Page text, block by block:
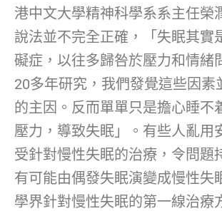
港中文大學精神科學系系主任榮
說法並不完全正確，「失眠其實
礙症，以往多歸咎於壓力和情緒
20多年研究，我們發覺這些因素
的主因。反而單單只是擔心睡不
壓力，導致失眠」。有些人亂用
受針對慢性失眠的治療，令問題
有可能由偶發失眠演變成慢性失
學界針對慢性失眠的第一線治療